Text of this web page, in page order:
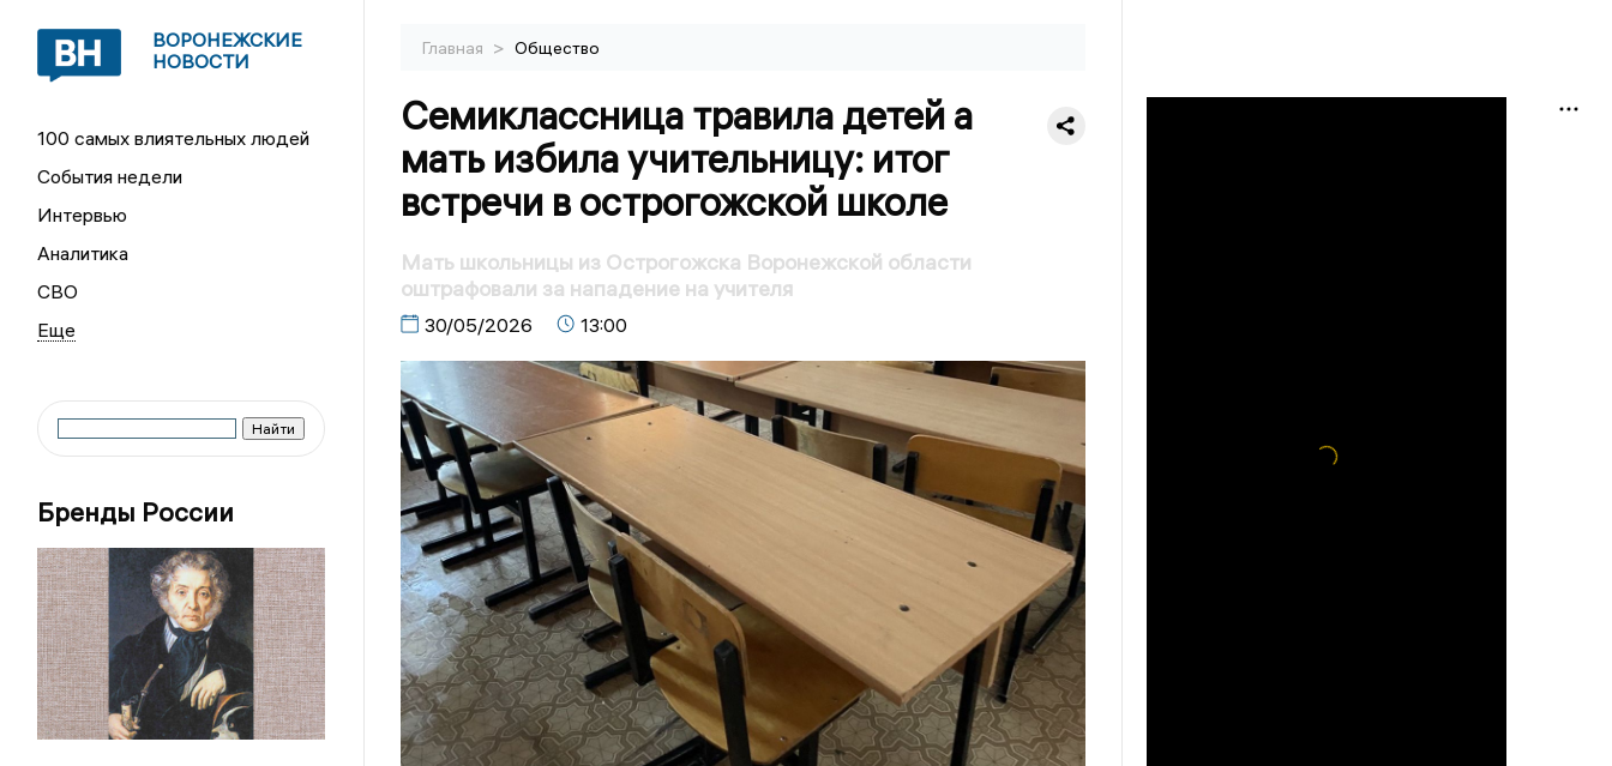
ВОРОНЕЖСКИЕ
НОВОСТИ
100 самых влиятельных людей
События недели
Интервью
Аналитика
СВО
Бренды России
Главная > Общество
Семиклассница травила детей а
мать избила учительницу: итог
встречи в острогожской школе
Мать школьницы из Острогожска Воронежской области
оштрафовали за нападение на учителя
30/05/2026 13:00